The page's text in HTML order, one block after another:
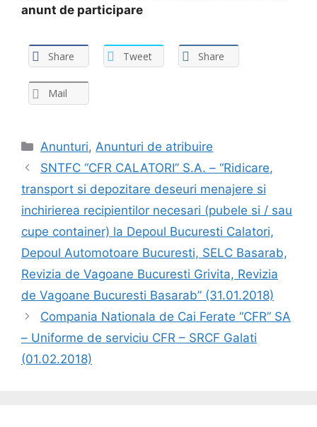
anunt de participare
Share Tweet Share
Mail
Anunturi, Anunturi de atribuire
SNTFC “CFR CALATORI” S.A. – “Ridicare,
transport si depozitare deseuri menajere si
inchirierea recipientilor necesari (pubele si / sau
cupe container) la Depoul Bucuresti Calatori,
Depoul Automotoare Bucuresti, SELC Basarab,
Revizia de Vagoane Bucuresti Grivita, Revizia
de Vagoane Bucuresti Basarab” (31.01.2018)
Compania Nationala de Cai Ferate “CFR” SA
– Uniforme de serviciu CFR – SRCF Galati
(01.02.2018)